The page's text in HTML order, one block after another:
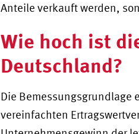
Anteile verkauft werden,
Wie hoch ist
Deutschland?
Die Bemessungsgrundlage
vereinfachten